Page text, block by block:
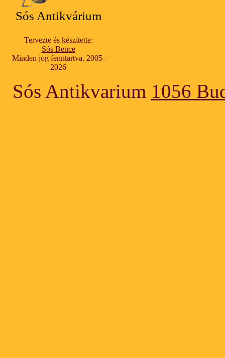
Sós Antikvárium
Tervezte és készítette:
Sós Bence
Minden jog fenntartva. 2005-
2026
Sós Antikvarium 1056